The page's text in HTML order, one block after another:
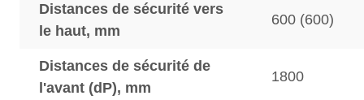
Distances de sécurité vers
le haut, mm
600 (600)
Distances de sécurité de
l'avant (dP), mm
1800